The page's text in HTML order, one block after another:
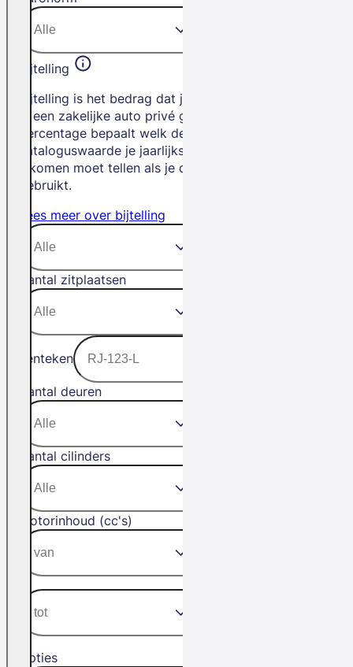
Bijtelling
Bijtelling is het bedrag dat je betaalt als
je een zakelijke auto privé gebruikt. Het
percentage bepaalt welk deel van de
cataloguswaarde je jaarlijks bij je
inkomen moet tellen als je de auto privé
gebruikt.
Lees meer over bijtelling
Aantal zitplaatsen
Kenteken
Aantal deuren
Aantal cilinders
Motorinhoud (cc's)
Opties